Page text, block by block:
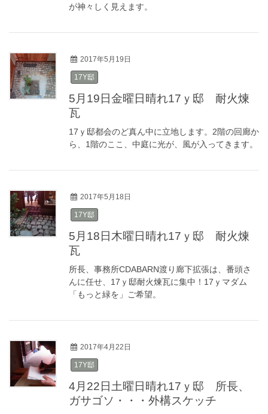
が神々しく見えます。
2017年5月19日
17Y邸
5月19日金曜日晴れ17ｙ邸 耐火煉
瓦
17ｙ邸都会のど真ん中に立地します。2階の回廊か
ら、1階のここ、中庭に光が、風が入ってきます。
2017年5月18日
17Y邸
5月18日木曜日晴れ17ｙ邸 耐火煉
瓦
所長、事務所CDABARN渡り廊下拡張は、番頭さ
んに任せ、17ｙ邸耐火煉瓦に集中！17ｙマダム
「もっと緑を」ご希望。
2017年4月22日
17Y邸
4月22日土曜日晴れ17ｙ邸 所長、
ガサゴソ・・・外構スケッチ